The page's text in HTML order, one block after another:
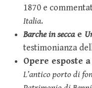
1870 e
Italia.
Barche in seccae
testimonianza
Opere esposte
L’antico porto di